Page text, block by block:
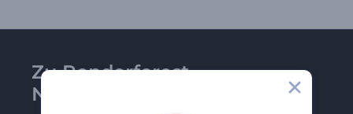
Zu Renderforest-
Newsletter anmelden